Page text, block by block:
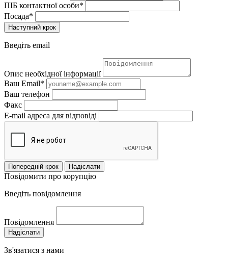
ПІБ контактної особи*
Посада*
Наступний крок
Введіть email
Опис необхідної інформації
Ваш Email*
Ваш телефон
Факс
E-mail адреса для відповіді
Попередній крок Надіслати
Повідомити про корупцію
Введіть повідомлення
Повідомлення
Надіслати
Зв'язатися з нами